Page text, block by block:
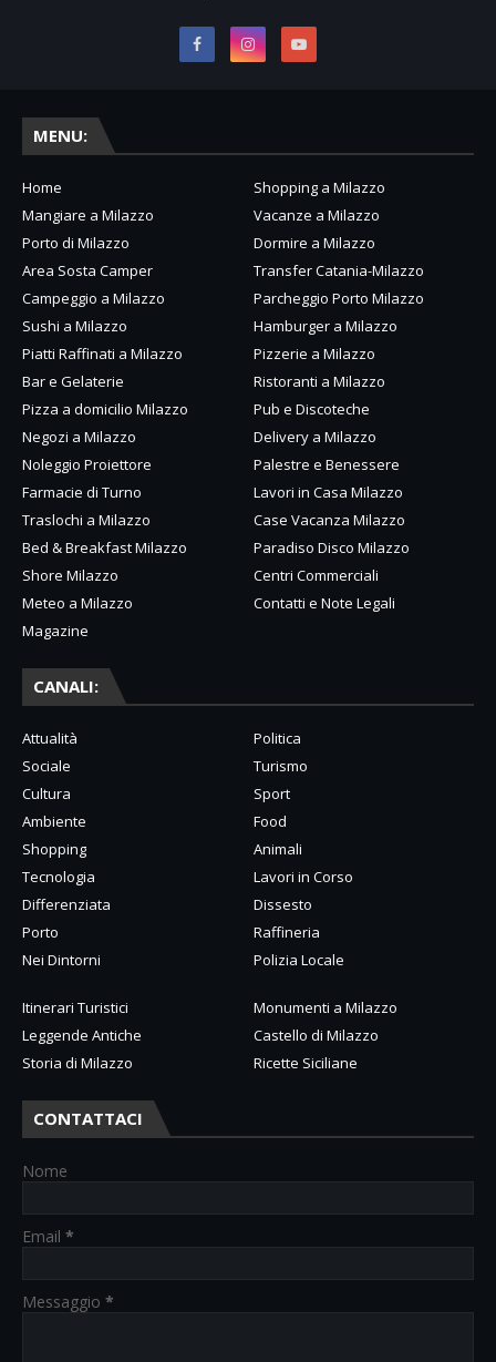
MENU:
Home
Shopping a Milazzo
Mangiare a Milazzo
Vacanze a Milazzo
Porto di Milazzo
Dormire a Milazzo
Area Sosta Camper
Transfer Catania-Milazzo
Campeggio a Milazzo
Parcheggio Porto Milazzo
Sushi a Milazzo
Hamburger a Milazzo
Piatti Raffinati a Milazzo
Pizzerie a Milazzo
Bar e Gelaterie
Ristoranti a Milazzo
Pizza a domicilio Milazzo
Pub e Discoteche
Negozi a Milazzo
Delivery a Milazzo
Noleggio Proiettore
Palestre e Benessere
Farmacie di Turno
Lavori in Casa Milazzo
Traslochi a Milazzo
Case Vacanza Milazzo
Bed & Breakfast Milazzo
Paradiso Disco Milazzo
Shore Milazzo
Centri Commerciali
Meteo a Milazzo
Contatti e Note Legali
Magazine
CANALI:
Attualità
Politica
Sociale
Turismo
Cultura
Sport
Ambiente
Food
Shopping
Animali
Tecnologia
Lavori in Corso
Differenziata
Dissesto
Porto
Raffineria
Nei Dintorni
Polizia Locale
Itinerari Turistici
Monumenti a Milazzo
Leggende Antiche
Castello di Milazzo
Storia di Milazzo
Ricette Siciliane
CONTATTACI
Nome
Email *
Messaggio *